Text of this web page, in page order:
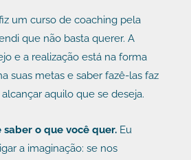
um curso de coaching pela
que não basta querer. A
e a realização está na forma
suas metas e saber fazê-las faz
aquilo que se deseja.
o que você quer. Eu
a imaginação: se nos